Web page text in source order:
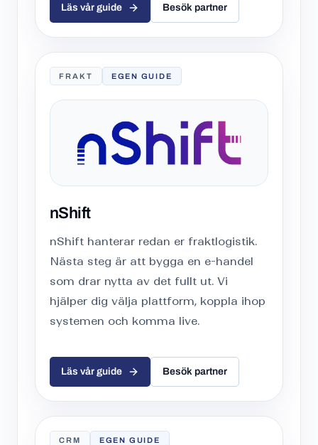
Läs vår guide Besök partner
FRAKT EGEN GUIDE
nShift
nShift hanterar redan er fraktlogistik.
Nästa steg är att bygga en e-handel
som drar nytta av det fullt ut. Vi
hjälper dig välja plattform, koppla ihop
systemen och komma live.
Läs vår guide Besök partner
CRM EGEN GUIDE